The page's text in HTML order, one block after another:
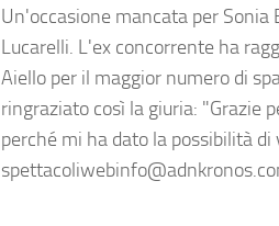
Un'occasione mancata per Sonia
Lucarelli. L'ex concorrente ha
Aiello per il maggior numero di
ringraziato così la giuria: "Grazie
perché mi ha dato la possibilità